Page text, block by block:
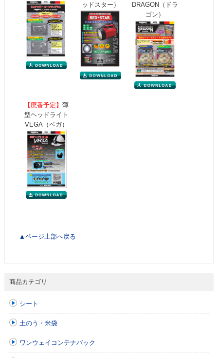
ッドスター）
DRAGON（ドラ
ゴン）
【廃番予定】 薄
型ヘッドライト
VEGA（ベガ）
▲ページ上部へ戻る
商品カテゴリ
シート
土のう・米袋
ワンウェイコンテナバック